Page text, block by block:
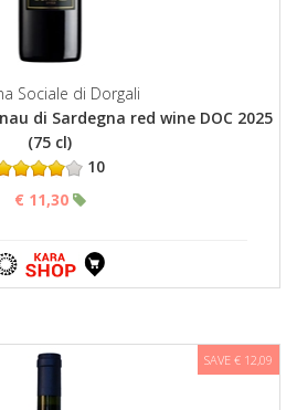
Sociale di Dorgali
di Sardegna red wine DOC 2025
(75 cl)
10
€ 11,30
SAVE € 12,09